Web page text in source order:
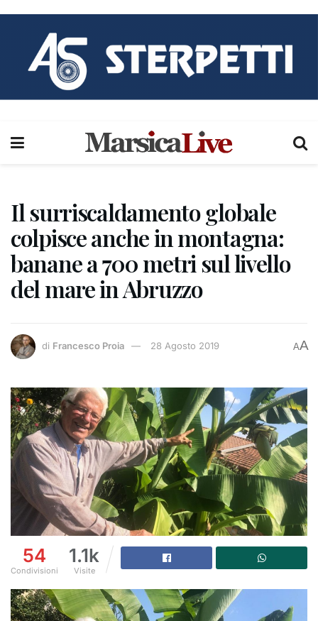
Il surriscaldamento globale
colpisce anche in montagna:
banane a 700 metri sul livello
del mare in Abruzzo
di Francesco Proia 28 Agosto 2019 AA
54
Condivisioni
1.1k
Visite